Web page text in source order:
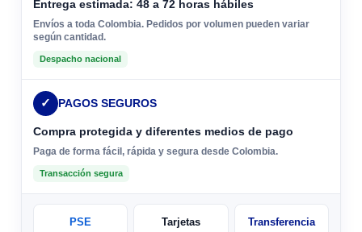
Entrega estimada: 48 a 72 horas hábiles
Envíos a toda Colombia. Pedidos por volumen pueden variar
según cantidad.
Despacho nacional
✓ PAGOS SEGUROS
Compra protegida y diferentes medios de pago
Paga de forma fácil, rápida y segura desde Colombia.
Transacción segura
PSE Tarjetas Transferencia